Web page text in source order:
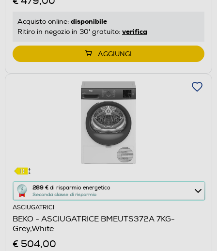
di
energetico
di
Youreko.
Acquisto online: disponibile
Ritiro in negozio in 30' gratuito: verifica
AGGIUNGI
289 € di risparmio energetico
Seconda classe di risparmio
Questa
azione
aprirà
il
Calcolatore
di
ASCIUGATRICI
BEKO - ASCIUGATRICE BMEUTS372A 7KG-
Grey,White
€ 504,00